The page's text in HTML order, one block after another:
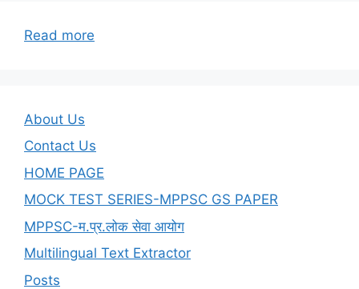
Read more
About Us
Contact Us
HOME PAGE
MOCK TEST SERIES-MPPSC GS PAPER
MPPSC-म.प्र.लोक सेवा आयोग
Multilingual Text Extractor
Posts